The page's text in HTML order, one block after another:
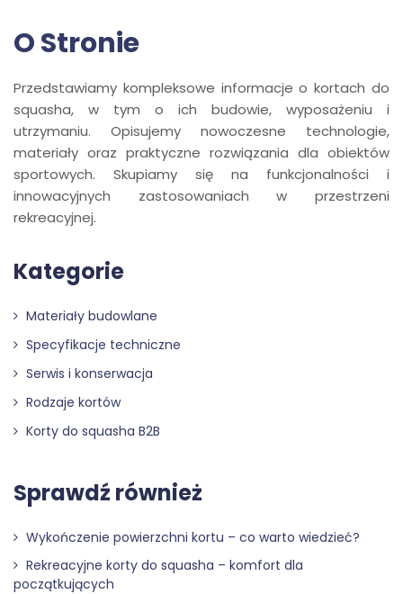
O Stronie
Przedstawiamy kompleksowe informacje o kortach do
squasha, w tym o ich budowie, wyposażeniu i
utrzymaniu. Opisujemy nowoczesne technologie,
materiały oraz praktyczne rozwiązania dla obiektów
sportowych. Skupiamy się na funkcjonalności i
innowacyjnych zastosowaniach w przestrzeni
rekreacyjnej.
Kategorie
Materiały budowlane
Specyfikacje techniczne
Serwis i konserwacja
Rodzaje kortów
Korty do squasha B2B
Sprawdź również
Wykończenie powierzchni kortu – co warto wiedzieć?
Rekreacyjne korty do squasha – komfort dla
początkujących